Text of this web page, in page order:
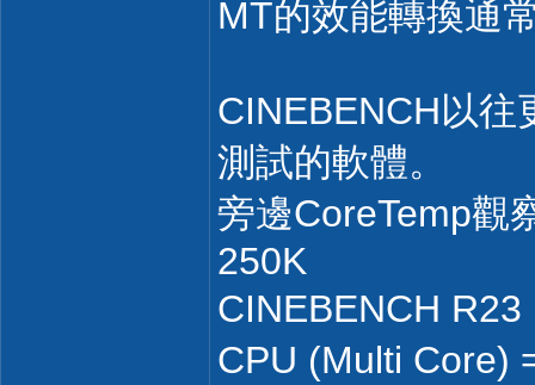
MT的效能轉換通
CINEBENCH以往
測試的軟體。
旁邊CoreTemp觀
250K
CINEBENCH R23
CPU (Multi Core)